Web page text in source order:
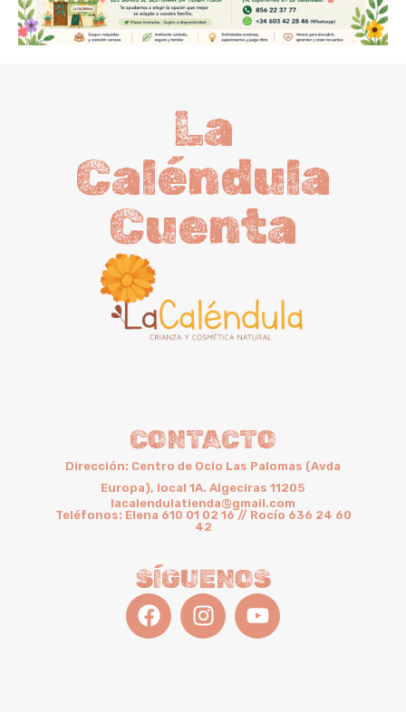
La
Caléndula
Cuenta
CONTACTO
Dirección: Centro de Ocio Las Palomas (Avda
Europa), local 1A. Algeciras 11205
lacalendulatienda@gmail.com
Teléfonos: Elena 610 01 02 16 // Rocío 636 24 60
42
SÍGUENOS